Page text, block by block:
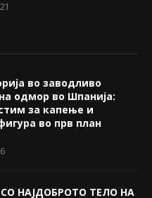
во заводливо
одмор во Шпанија:
за капење и
во прв план
НАЈДОБРОТО ТЕЛО НА